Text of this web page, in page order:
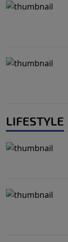
LIFESTYLE